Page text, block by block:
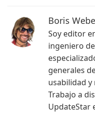
Boris
Soy editor
ingeniero
generales
usabilidad
Trabajo a
UpdateStar